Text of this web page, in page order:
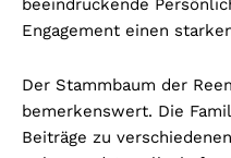
beeindruckende
Engagement einen
Der Stammbaum der
bemerkenswert. Die
Beiträge zu